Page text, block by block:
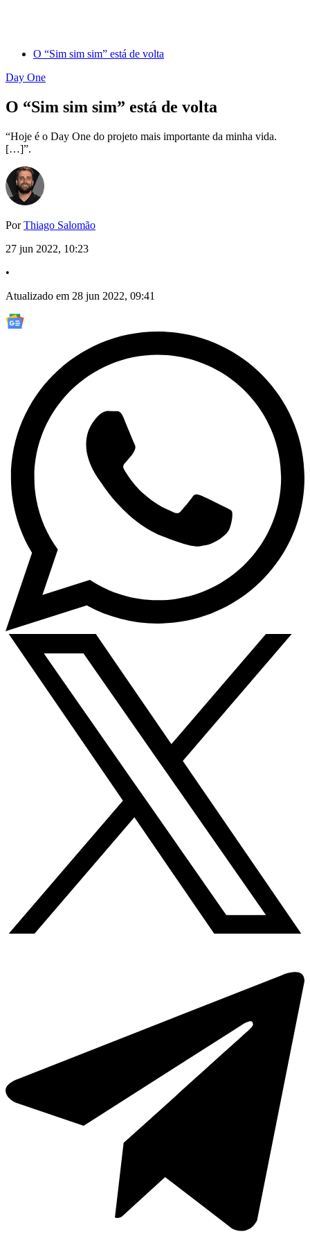
O “Sim sim sim” está de volta
Day One
O “Sim sim sim” está de volta
“Hoje é o Day One do projeto mais importante da minha vida.
[…]”.
PorThiago Salomão
27 jun 2022, 10:23
•
Atualizado em 28 jun 2022, 09:41